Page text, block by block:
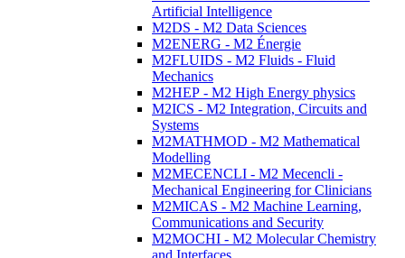
Artificial Intelligence
M2DS - M2 Data Sciences
M2ENERG - M2 Énergie
M2FLUIDS - M2 Fluids - Fluid
Mechanics
M2HEP - M2 High Energy physics
M2ICS - M2 Integration, Circuits and
Systems
M2MATHMOD - M2 Mathematical
Modelling
M2MECENCLI - M2 Mecencli -
Mechanical Engineering for Clinicians
M2MICAS - M2 Machine Learning,
Communications and Security
M2MOCHI - M2 Molecular Chemistry
and Interfaces